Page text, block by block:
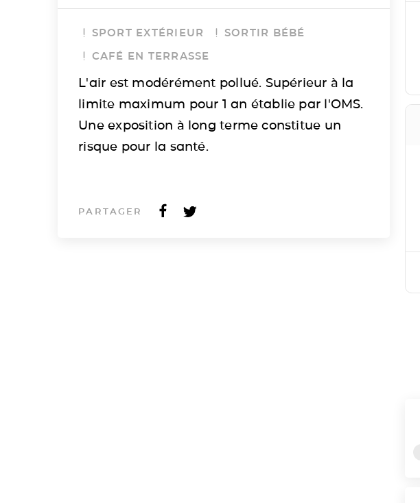
SPORT EXTÉRIEUR
SORTIR BÉBÉ
CAFÉ EN TERRASSE
L'air est modérément pollué. Supérieur à la
limite maximum pour 1 an établie par l'OMS.
Une exposition à long terme constitue un
risque pour la santé.
PARTAGER